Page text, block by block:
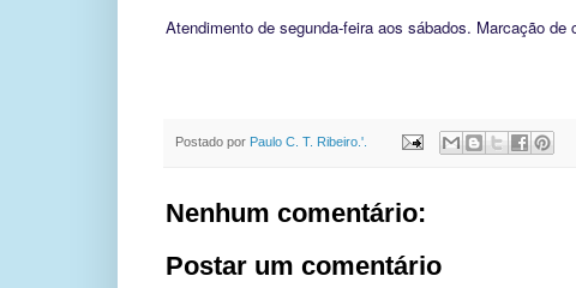
Atendimento de segunda-feira aos sábados. Marcação de
Postado por Paulo C. T. Ribeiro.'.
Nenhum comentário:
Postar um comentário